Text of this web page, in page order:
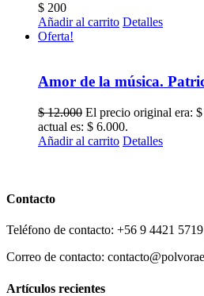
$ 200
Añadir al carrito Detalles
Oferta!
Amor de la música.
$12.000 El precio original era:
actual es: $ 6.000.
Añadir al carrito Detalles
Contacto
Teléfono de contacto: +56 9 4421
Correo de contacto:
Artículos recientes